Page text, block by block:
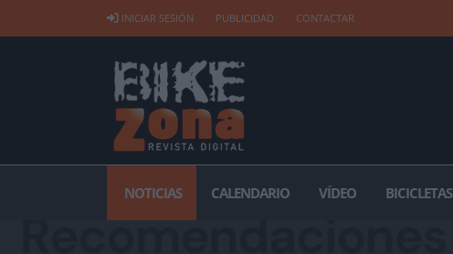
INICIAR SESIÓN PUBLICIDAD CONTACTAR
NOTICIAS CALENDARIO VÍDEO BICICLETAS